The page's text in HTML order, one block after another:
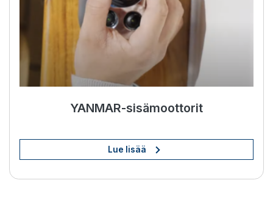
YANMAR-sisämoottorit
Lue lisää